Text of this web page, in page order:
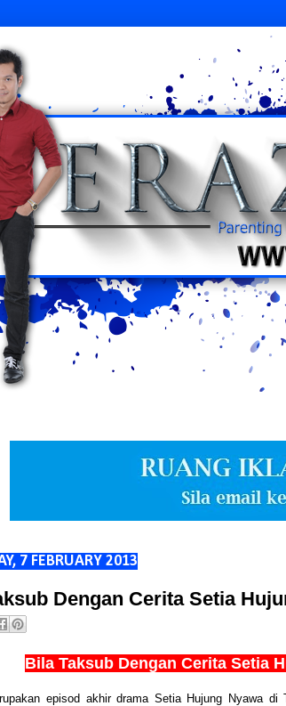
7 FEBRUARY 2013
Dengan Cerita Setia
Bila Taksub Dengan Cerita Setia
episod akhir drama Setia Hujung Nyawa di